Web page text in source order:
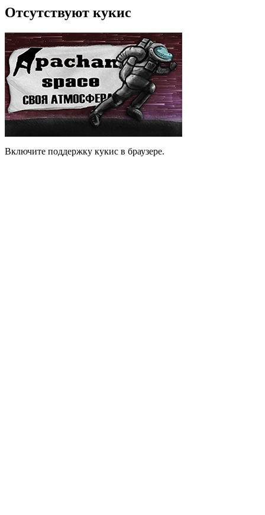
Отсутствуют кукис
Включите поддержку кукис в браузере.